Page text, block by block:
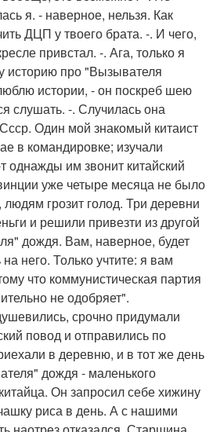
я. - наверное, нельзя. Как
ДЦП у твоего брата. -. И чего,
привстал. -. Ага, только я
историю про "Вызывателя
истории, - он поскреб шею
слушать. -. Случилась она
Один мой знакомый китаист
в командировке; изучали
однажды им звонит китайский
уже четыре месяца не было
грозит голод. Три деревни
и решили привезти из другой
дождя. Вам, наверное, будет
него. Только учтите: я вам
что коммунистическая партия
не одобряет".
срочно придумали
повод и отправились по
в деревню, и в тот же день
дождя - маленького
Он запросил себе хижину
риса в день. А с нашими